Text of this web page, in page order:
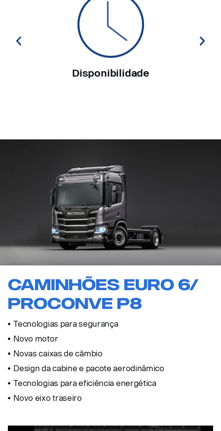
Disponibilidade
Caminhões euro 6/
proconve p8
Tecnologias para segurança
Novo motor
Novas caixas de câmbio
Design da cabine e pacote aerodinâmico
Tecnologias para eficiência energética
Novo eixo traseiro